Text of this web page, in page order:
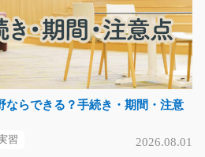
川区
気になる
検査のお仕事/y03_00973
ならできる？手続き・期間・注意
習 2026.08.01